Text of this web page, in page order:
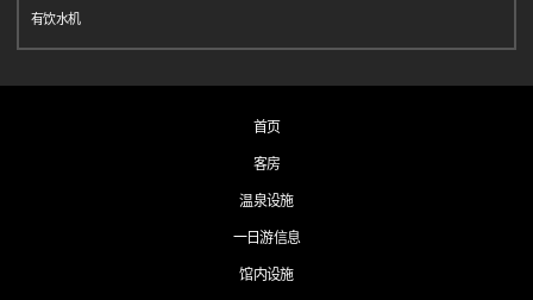
有饮水机
首页
客房
温泉设施
一日游信息
馆内设施